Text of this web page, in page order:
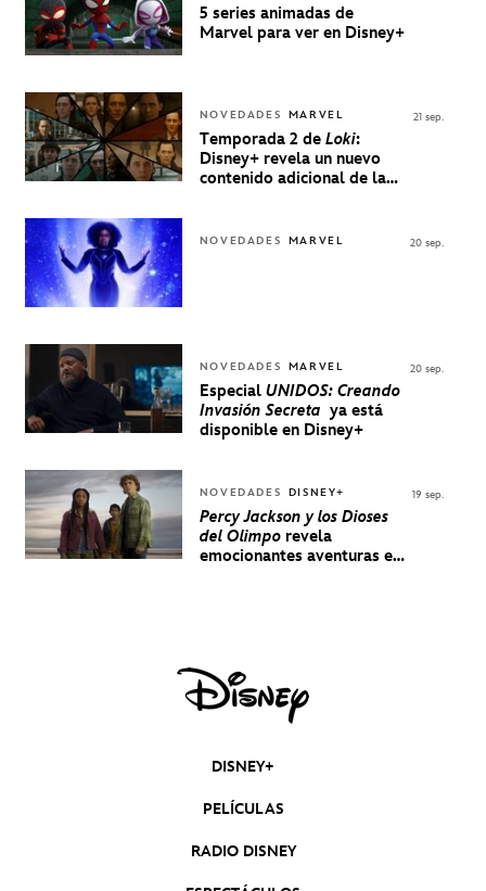
5 series animadas de
Marvel para ver en Disney+
NOVEDADES MARVEL
Temporada 2 de Loki:
Disney+ revela un nuevo
contenido adicional de la
21 sep.
NOVEDADES MARVEL 20 sep.
NOVEDADES MARVEL
Especial UNIDOS: Creando
Invasión Secreta ya está
disponible en Disney+
20 sep.
NOVEDADES DISNEY+
Percy Jackson y los Dioses
del Olimporevela
emocionantes aventuras en
19 sep.
DISNEY+
PELÍCULAS
RADIO DISNEY